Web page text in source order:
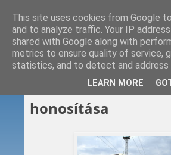
2012. 04. 20.
Elkészült az első
honosítása
This site uses cookies from Google
and to analyze traffic. Your IP
shared with Google along with
metrics to ensure quality of service,
statistics, and to detect and address
LEARN MORE